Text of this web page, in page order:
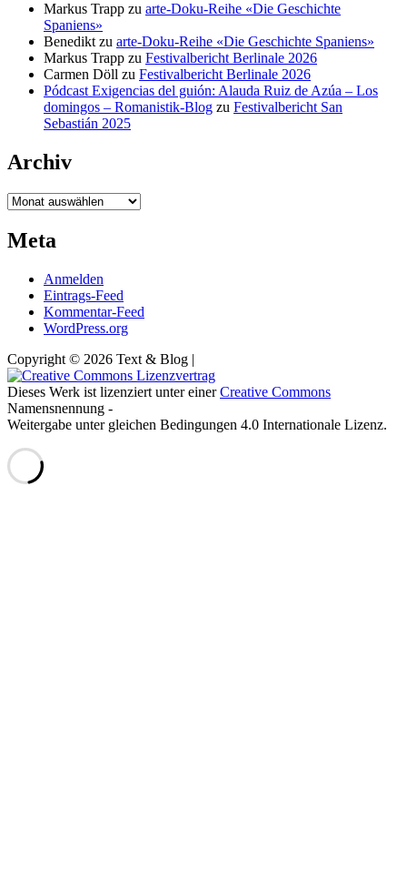
Markus Trapp zu arte-Doku-Reihe «Die Geschichte
Spaniens»
Benedikt zu arte-Doku-Reihe «Die Geschichte Spaniens»
Markus Trapp zu Festivalbericht Berlinale 2026
Carmen Döll zu Festivalbericht Berlinale 2026
Pódcast Exigencias del guión: Alauda Ruiz de Azúa – Los
domingos – Romanistik-Blog zu Festivalbericht San
Sebastián 2025
Archiv
Archiv
Meta
Anmelden
Eintrags-Feed
Kommentar-Feed
WordPress.org
Copyright © 2026 Text & Blog |
Dieses Werk ist lizenziert unter einerCreative Commons
Namensnennung -
Weitergabe unter gleichen Bedingungen 4.0 Internationale Lizenz.